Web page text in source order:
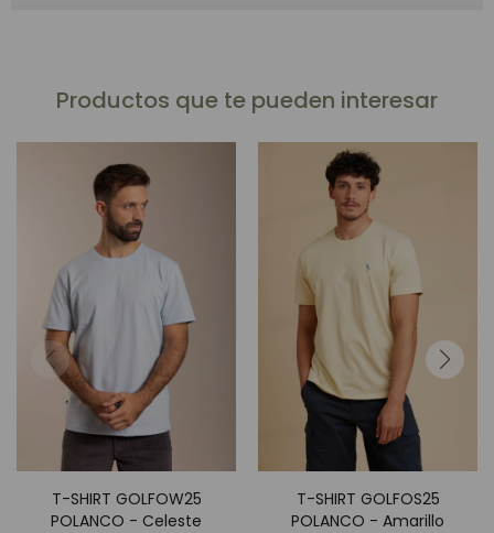
Productos que te pueden interesar
T-SHIRT GOLFOW25
POLANCO - Celeste
T-SHIRT GOLFOS25
POLANCO - Amarillo